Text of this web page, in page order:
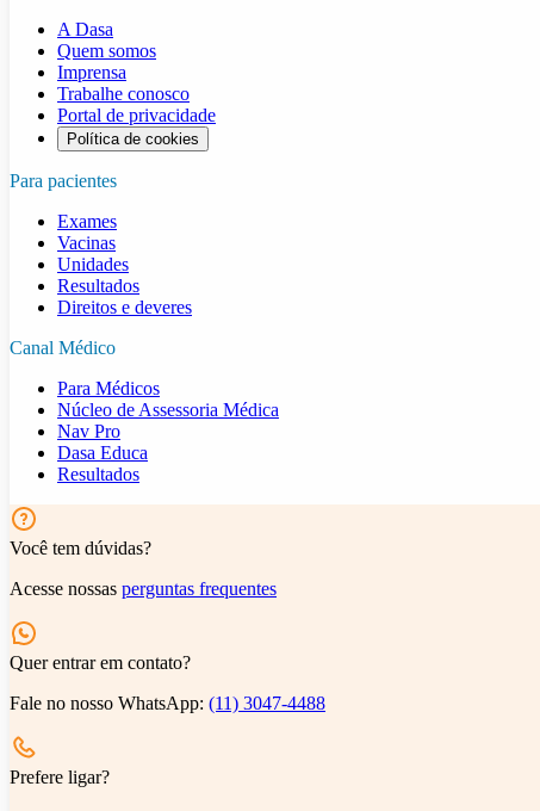
A Dasa
Quem somos
Imprensa
Trabalhe conosco
Portal de privacidade
Política de cookies
Para pacientes
Exames
Vacinas
Unidades
Resultados
Direitos e deveres
Canal Médico
Para Médicos
Núcleo de Assessoria Médica
Nav Pro
Dasa Educa
Resultados
Você tem dúvidas?
Acesse nossas perguntas frequentes
Quer entrar em contato?
Fale no nosso WhatsApp: (11) 3047-4488
Prefere ligar?